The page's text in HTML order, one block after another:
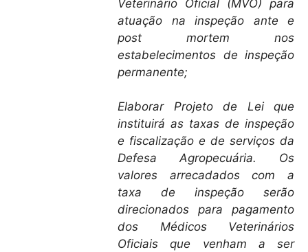
Veterinário Oficial (MVO) para
atuação na inspeção ante e
post mortem nos
estabelecimentos de inspeção
permanente;
Elaborar Projeto de Lei que
instituirá as taxas de inspeção
e fiscalização e de serviços da
Defesa Agropecuária. Os
valores arrecadados com a
taxa de inspeção serão
direcionados para pagamento
dos Médicos Veterinários
Oficiais que venham a ser